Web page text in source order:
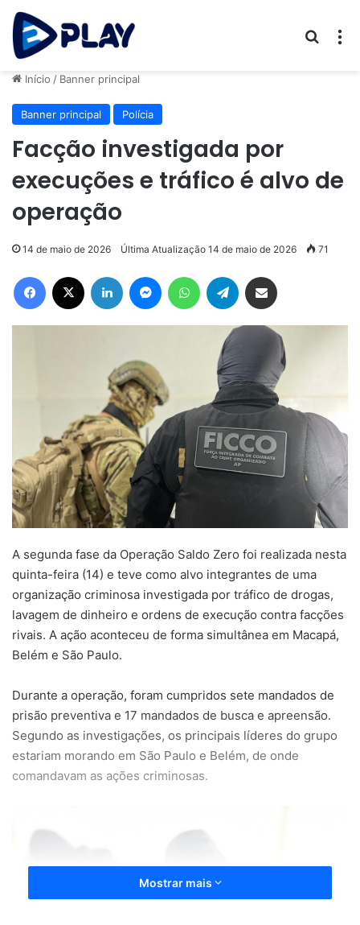
Início / Banner principal
Banner principal Polícia
Facção investigada por
execuções e tráfico é alvo de
operação
14 de maio de 2026 Última Atualização 14 de maio de 2026 71
Facebook Linkedin MessengerWhatsAppTelegram
A segunda fase da Operação Saldo Zero foi realizada nesta
quinta-feira (14) e teve como alvo integrantes de uma
organização criminosa investigada por tráfico de drogas,
lavagem de dinheiro e ordens de execução contra facções
rivais. A ação aconteceu de forma simultânea em Macapá,
Belém e São Paulo.
Durante a operação, foram cumpridos sete mandados de
prisão preventiva e 17 mandados de busca e apreensão.
Segundo as investigações, os principais líderes do grupo
estariam morando em São Paulo e Belém, de onde
comandavam as ações criminosas.
Mostrar mais